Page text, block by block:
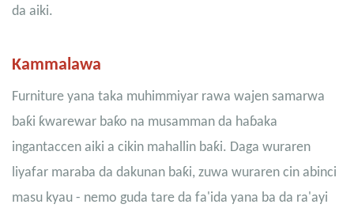
da aiki.
Kammalawa
Furniture yana taka muhimmiyar rawa wajen samarwa
baƙi ƙwarewar baƙo na musamman da haɓaka
ingantaccen aiki a cikin mahallin baƙi. Daga wuraren
liyafar maraba da dakunan baƙi, zuwa wuraren cin abinci
masu kyau - nemo guda tare da fa'ida yana ba da ra'ayi